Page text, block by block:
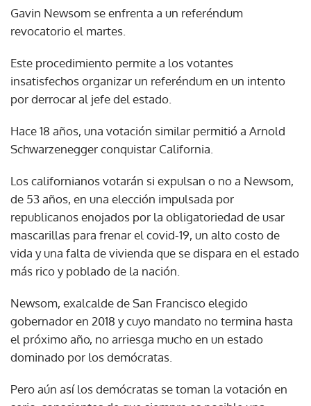
Gavin Newsom se enfrenta a un referéndum
revocatorio el martes.
Este procedimiento permite a los votantes
insatisfechos organizar un referéndum en un intento
por derrocar al jefe del estado.
Hace 18 años, una votación similar permitió a Arnold
Schwarzenegger conquistar California.
Los californianos votarán si expulsan o no a Newsom,
de 53 años, en una elección impulsada por
republicanos enojados por la obligatoriedad de usar
mascarillas para frenar el covid-19, un alto costo de
vida y una falta de vivienda que se dispara en el estado
más rico y poblado de la nación.
Newsom, exalcalde de San Francisco elegido
gobernador en 2018 y cuyo mandato no termina hasta
el próximo año, no arriesga mucho en un estado
dominado por los demócratas.
Pero aún así los demócratas se toman la votación en